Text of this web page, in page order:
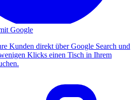
Google
Kunden direkt über Google Search und
Klicks einen Tisch in Ihrem